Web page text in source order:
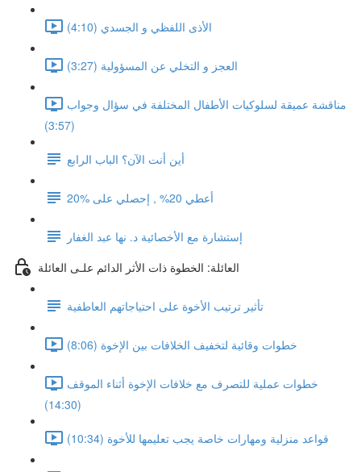
الأذى اللفظي و الجسدي (4:10)
العجز و التخلي عن المسؤولية (3:27)
مناقشة عميقة لسلوكيات الأطفال المختلفة في سؤال وجواب
(3:57)
أين أنت الآن؟ الباب الرابع
أعطي 20% , إحصلي على %20
إستشارة مع الأخصائية د. نها عبد الغفار
العائلة: الخطوة ذات الأثر الدائم علـى العائلة
تأثير ترتيب الأخوة على احتياجاتهم العاطفية
خطوات وقائية لتخفيف الخلافات بين الإخوة (8:06)
خطوات عملية للتصرف مع خلافات الإخوة أثناء الموقف
(14:30)
قواعد منزلية ومهارات خاصة يجب تعليمها للأخوة (10:34)